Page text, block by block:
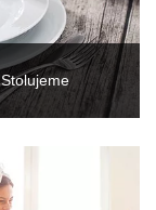
Stolujeme